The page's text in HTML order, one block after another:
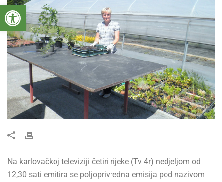
Open toolbar
Na karlovačkoj televiziji četiri rijeke (Tv 4r) nedjeljom od
12,30 sati emitira se poljoprivredna emisija pod nazivom